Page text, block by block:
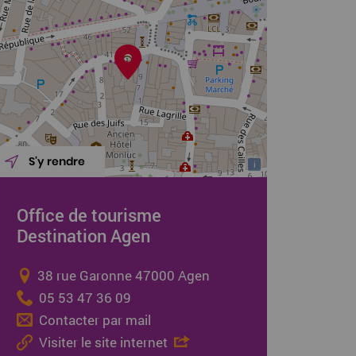
i
S'y rendre
Office de tourisme
Destination Agen
38 rue Garonne 47000 Agen
05 53 47 36 09
Contacter par mail
Visiter le site internet